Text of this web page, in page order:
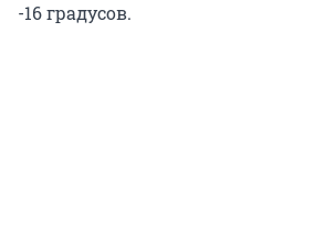
-16 градусов.